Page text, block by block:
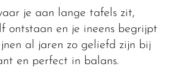
je aan lange tafels zit,
ontstaan en je ineens begrijpt
al jaren zo geliefd zijn bij
en perfect in balans.